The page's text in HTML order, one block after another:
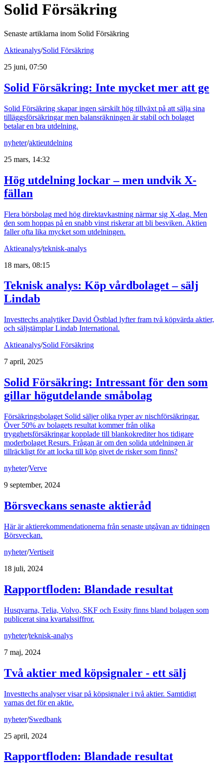
Solid Försäkring
Senaste artiklarna inom Solid Försäkring
Aktieanalys/Solid Försäkring
25 juni, 07:50
Solid Försäkring: Inte mycket mer att ge
Solid Försäkring skapar ingen särskilt hög tillväxt på att sälja sina
tilläggsförsäkringar men balansräkningen är stabil och bolaget
betalar en bra utdelning.
nyheter/aktieutdelning
25 mars, 14:32
Hög utdelning lockar – men undvik X-
fällan
Flera börsbolag med hög direktavkastning närmar sig X-dag. Men
den som hoppas på en snabb vinst riskerar att bli besviken. Aktien
faller ofta lika mycket som utdelningen.
Aktieanalys/teknisk-analys
18 mars, 08:15
Teknisk analys: Köp vårdbolaget – sälj
Lindab
Investtechs analytiker David Östblad lyfter fram två köpvärda aktier,
och säljstämplar Lindab International.
Aktieanalys/Solid Försäkring
7 april, 2025
Solid Försäkring: Intressant för den som
gillar högutdelande småbolag
Försäkringsbolaget Solid säljer olika typer av nischförsäkringar.
Över 50% av bolagets resultat kommer från olika
trygghetsförsäkringar kopplade till blankokrediter hos tidigare
moderbolaget Resurs. Frågan är om den solida utdelningen är
tillräckligt för att locka till köp givet de risker som finns?
nyheter/Verve
9 september, 2024
Börsveckans senaste aktieråd
Här är aktierekommendationerna från senaste utgåvan av tidningen
Börsveckan.
nyheter/Vertiseit
18 juli, 2024
Rapportfloden: Blandade resultat
Husqvarna, Telia, Volvo, SKF och Essity finns bland bolagen som
publicerat sina kvartalssiffror.
nyheter/teknisk-analys
7 maj, 2024
Två aktier med köpsignaler - ett sälj
Investtechs analyser visar på köpsignaler i två aktier. Samtidigt
varnas det för en aktie.
nyheter/Swedbank
25 april, 2024
Rapportfloden: Blandade resultat